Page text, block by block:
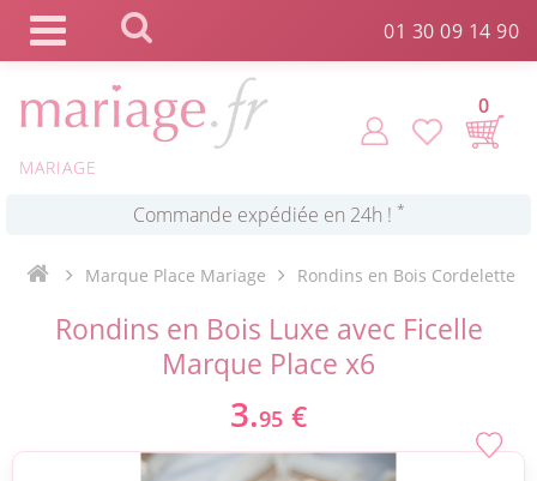
01 30 09 14 90
MARIAGE
0
Click and Collect en 2 H gratuit !
Livraison point relais gratuit dès 89 € !*
Payez votre commande en 4X sans frais
Marque Place Mariage Rondins en Bois Cordelette
Rondins en Bois Luxe avec Ficelle
Marque Place x6
3.95 €
Panneau de gestion des cookies